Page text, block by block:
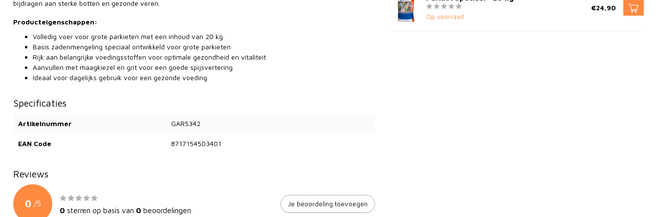
bijdragen aan sterke botten en gezonde veren.
Producteigenschappen:
Volledig voer voor grote parkieten met een inhoud van 20 kg
Basis zadenmengeling speciaal ontwikkeld voor grote parkieten
Rijk aan belangrijke voedingsstoffen voor optimale gezondheid en vitaliteit
Aanvullen met maagkiezel en grit voor een goede spijsvertering
Ideaal voor dagelijks gebruik voor een gezonde voeding
Specificaties
Artikelnummer GAR5342
EAN Code 8717154503401
Reviews
0 /5
0 sterren op basis van 0 beoordelingen
Je beoordeling toevoegen
Op voorraad
€24,90